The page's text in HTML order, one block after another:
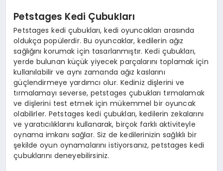
Petstages Kedi Çubukları
Petstages kedi çubukları, kedi oyuncakları arasında
oldukça popülerdir. Bu oyuncaklar, kedilerin ağız
sağlığını korumak için tasarlanmıştır. Kedi çubukları,
yerde bulunan küçük yiyecek parçalarını toplamak için
kullanılabilir ve aynı zamanda ağız kaslarını
güçlendirmeye yardımcı olur. Kediniz dişlerini ve
tırmalamayı severse, petstages çubukları tırmalamak
ve dişlerini test etmek için mükemmel bir oyuncak
olabilirler. Petstages kedi çubukları, kedilerin zekalarını
ve yaratıcılıklarını kullanarak, birçok farklı aktiviteyle
oynama imkanı sağlar. Siz de kedilerinizin sağlıklı bir
şekilde oyun oynamalarını istiyorsanız, petstages kedi
çubuklarını deneyebilirsiniz.